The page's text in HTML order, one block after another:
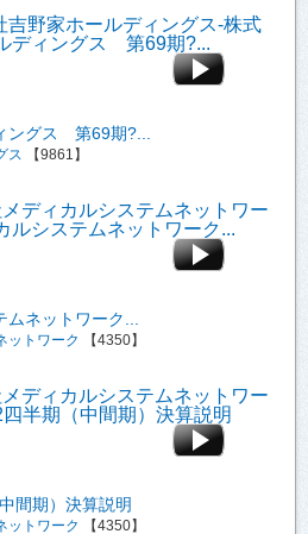
ングス 第69期?...
ス 【9861】
ネットワーク...
ットワーク 【4350】
間期）決算説明
ットワーク 【4350】